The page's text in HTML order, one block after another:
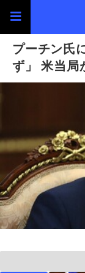
プーチン氏
ず」 米当局